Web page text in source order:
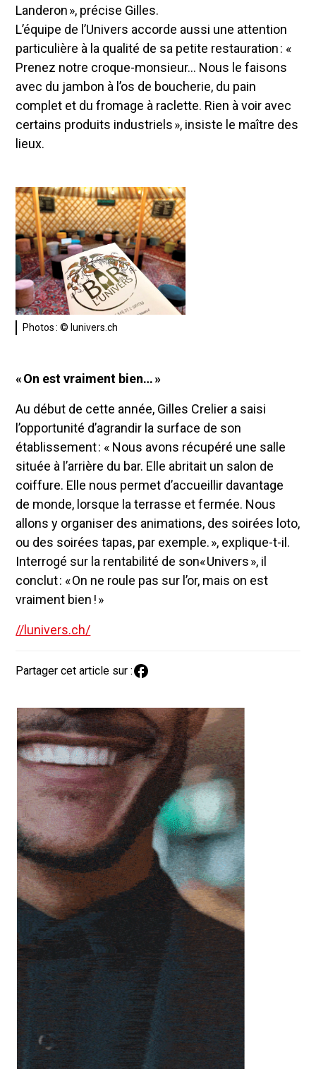
Landeron », précise Gilles.
L’équipe de l’Univers accorde aussi une attention
particulière à la qualité de sa petite restauration : «
Prenez notre croque-monsieur… Nous le faisons
avec du jambon à l’os de boucherie, du pain
complet et du fromage à raclette. Rien à voir avec
certains produits industriels », insiste le maître des
lieux.
Photos : © lunivers.ch
« On est vraiment bien… »
Au début de cette année, Gilles Crelier a saisi
l’opportunité d’agrandir la surface de son
établissement : « Nous avons récupéré une salle
située à l’arrière du bar. Elle abritait un salon de
coiffure. Elle nous permet d’accueillir davantage
de monde, lorsque la terrasse et fermée. Nous
allons y organiser des animations, des soirées loto,
ou des soirées tapas, par exemple. », explique-t-il.
Interrogé sur la rentabilité de son« Univers », il
conclut : « On ne roule pas sur l’or, mais on est
vraiment bien ! »
//lunivers.ch/
Partager cet article sur :